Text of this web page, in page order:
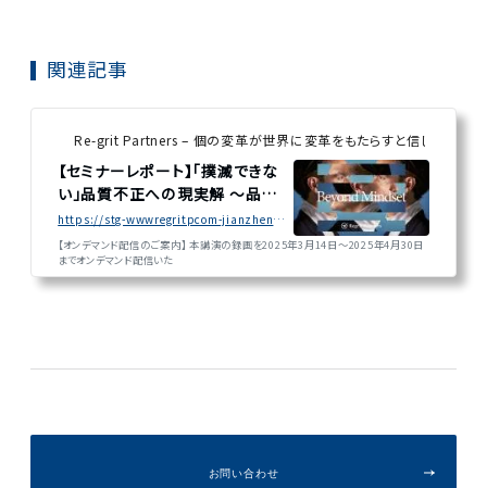
関連記事
Re-grit Partners – 個の変革が世界に変革をもたらすと信じる課題
【セミナーレポート】「撲滅できな
い」品質不正への現実解 ～品質
不正の原因と...
https://stg-wwwregritpcom-jianzhenghua.kinsta.cloud/news/【セミナーレポート】「撲滅できない」品質不正
【オンデマンド配信のご案内】 本講演の録画を2025年3月14日～2025年4月30日
までオンデマンド配信いた
お問い合わせ